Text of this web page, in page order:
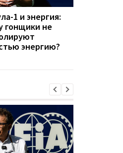
1 и энергия:
гонщики не
энергию?